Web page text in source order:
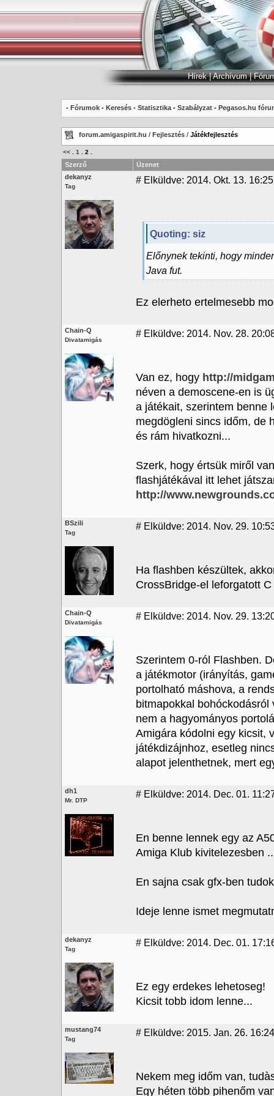
Hírek|Archívum|
- Fórumok - Keresés - Statisztika - Szabályzat - Pegasos.hu
forum.amigaspirit.hu / Fejlesztés / Játékfejlesztés
<< 1 2
Szerző
Üzenet
dekanyz
Tag
# Elküldve: 2014. Okt. 13. 16:25
Quoting: siz
Előnynek tekinti, hogy
Java fut.
Ez elerheto ertelmesebb
Chain-Q
Divatamigás
# Elküldve: 2014. Nov. 28.
Van ez, hogy http://
néven a demoscene-en is
a játékait, szerintem benne
megdögleni sincs időm, de
és rám hivatkozni...
Szerk, hogy értsük miről
flashjátékával itt lehet
http://
BSzili
Tag
# Elküldve: 2014. Nov. 29.
Ha flashben készültek,
CrossBridge-el leforgatott
Chain-Q
Divatamigás
# Elküldve: 2014. Nov. 29.
Szerintem 0-ról Flashben.
a játékmotor (irányítás,
portolható máshova, a
bitmapokkal
nem a hagyományos
Amigára kódolni egy kicsit,
játékdizájnhoz, esetleg
alapot jelenthetnek, mert
dh1
Mr. DTP
# Elküldve: 2014. Dec. 01.
En benne lennek egy az
Amiga Klub kivitelezesben
En sajna csak gfx-ben
Ideje lenne ismet
dekanyz
Tag
# Elküldve: 2014. Dec. 01.
Ez egy erdekes lehetoseg!
Kicsit tobb idom lenne...
mustang74
Tag
# Elküldve: 2015. Jan. 26.
Nekem meg időm van,
Egy héten több pihenőm